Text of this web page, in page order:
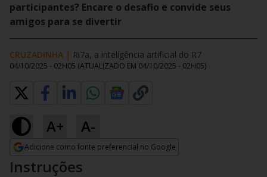
participantes? Encare o desafio e convide seus
amigos para se divertir
CRUZADINHA | Ri7a, a inteligência artificial do R7
04/10/2025 - 02H05 (ATUALIZADO EM 04/10/2025 - 02H05)
A+ A-
Adicione como fonte preferencial no Google
Opens in new window
Instruções